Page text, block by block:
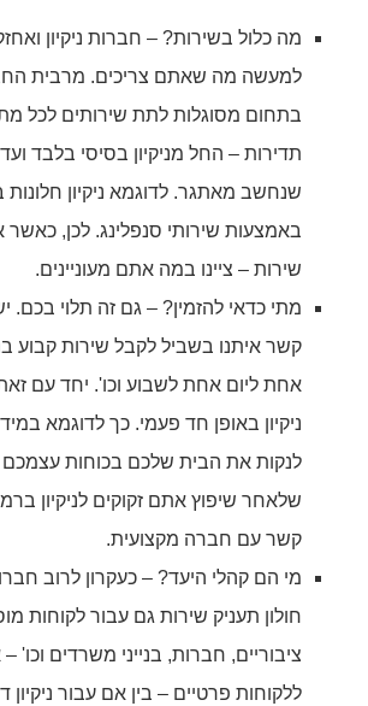
מה כלול בשירות? – חברות ניקיון
למעשה מה שאתם צריכים. מרבית
בתחום מסוגלות לתת שירותים לכל
תדירות – החל מניקיון בסיסי בלבד ועד
שנחשב מאתגר. לדוגמא ניקיון חלונות
באמצעות שירותי סנפלינג. לכן, כאשר
שירות – ציינו במה אתם מעוניינים.
מתי כדאי להזמין? – גם זה תלוי בכם.
קשר איתנו בשביל לקבל שירות קבוע
אחת ליום אחת לשבוע וכו'. יחד עם זאת
ניקיון באופן חד פעמי. כך לדוגמא
לנקות את הבית שלכם בכוחות
שלאחר שיפוץ אתם זקוקים לניקיון
קשר עם חברה מקצועית.
מי הם קהלי היעד? – כעקרון לרוב
חולון תעניק שירות גם עבור לקוחות
ציבוריים, חברות, בנייני משרדים וכו'
ללקוחות פרטיים – בין אם עבור ניקיון